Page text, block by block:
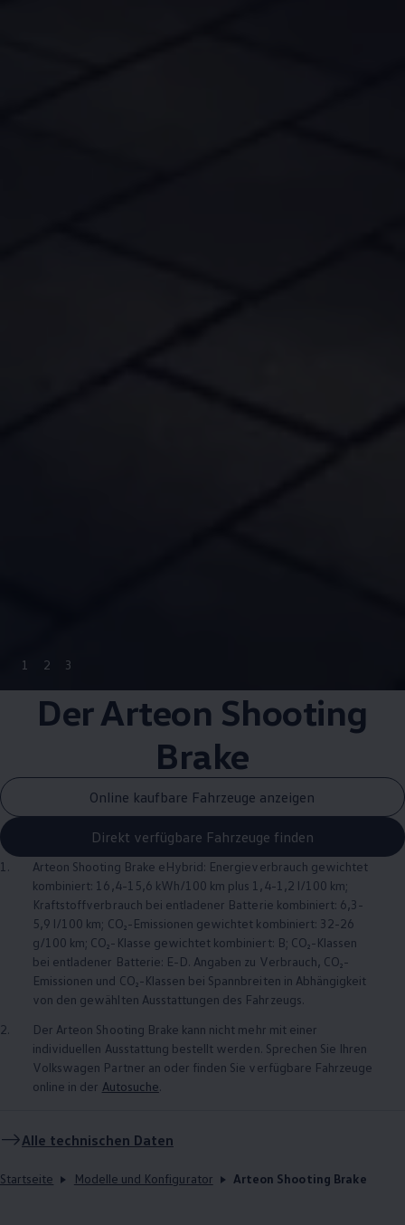
1 2 3
DerArteon Shooting
Brake
Online kaufbare Fahrzeuge anzeigen
Direkt verfügbare Fahrzeuge finden
1. Arteon Shooting Brake eHybrid: Energieverbrauch gewichtet
kombiniert: 16,4-15,6 kWh/100 km plus 1,4-1,2 l/100 km;
Kraftstoffverbrauch bei entladener Batterie kombiniert: 6,3-
5,9 l/100 km; CO₂-Emissionen gewichtet kombiniert: 32-26
g/100 km; CO₂-Klasse gewichtet kombiniert: B; CO₂-Klassen
bei entladener Batterie: E-D. Angaben zu Verbrauch, CO₂-
Emissionen und CO₂-Klassen bei Spannbreiten in Abhängigkeit
von den gewählten Ausstattungen des Fahrzeugs.
2.
Der Arteon Shooting Brake kann nicht mehr mit einer
individuellen Ausstattung bestellt werden. Sprechen Sie Ihren
Volkswagen Partner an oder finden Sie verfügbare Fahrzeuge
online in der Autosuche
Alle technischen Daten
Startseite Modelle und Konfigurator Arteon Shooting Brake